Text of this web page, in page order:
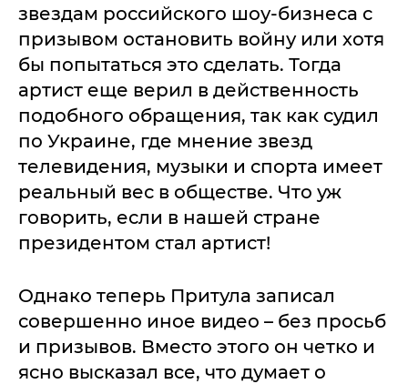
звездам российского шоу-бизнеса с
призывом остановить войну или хотя
бы попытаться это сделать. Тогда
артист еще верил в действенность
подобного обращения, так как судил
по Украине, где мнение звезд
телевидения, музыки и спорта имеет
реальный вес в обществе. Что уж
говорить, если в нашей стране
президентом стал артист!
Однако теперь Притула записал
совершенно иное видео – без просьб
и призывов. Вместо этого он четко и
ясно высказал все, что думает о